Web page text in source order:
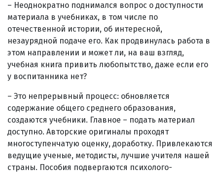
– Неоднократно поднимался вопрос о доступности
материала в учебниках, в том числе по
отечественной истории, об интересной,
незаурядной подаче его. Как продвинулась работа в
этом направлении и может ли, на ваш взгляд,
учебная книга привить любопытство, даже если его
у воспитанника нет?
– Это непрерывный процесс: обновляется
содержание общего среднего образования,
создаются учебники. Главное – подать материал
доступно. Авторские оригиналы проходят
многоступенчатую оценку, доработку. Привлекаются
ведущие ученые, методисты, лучшие учителя нашей
страны. Пособия подвергаются психолого-